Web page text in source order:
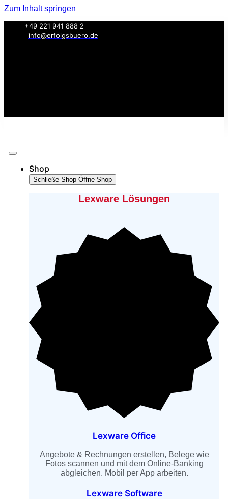
Zum Inhalt springen
+49 221 941 888 2
info@erfolgsbuero.de
Shop
Schließe Shop Öffne Shop
Lexware Lösungen
Lexware Office
Angebote & Rechnungen erstellen, Belege wie
Fotos scannen und mit dem Online-Banking
abgleichen. Mobil per App arbeiten.
Lexware Software